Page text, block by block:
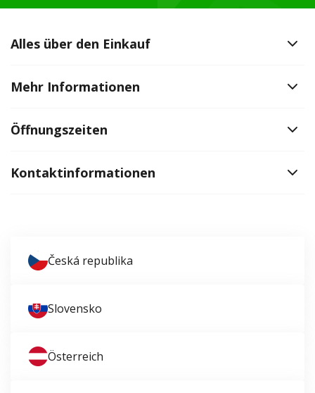
Alles über den Einkauf
Mehr Informationen
Öffnungszeiten
Kontaktinformationen
Česká republika
Slovensko
Österreich